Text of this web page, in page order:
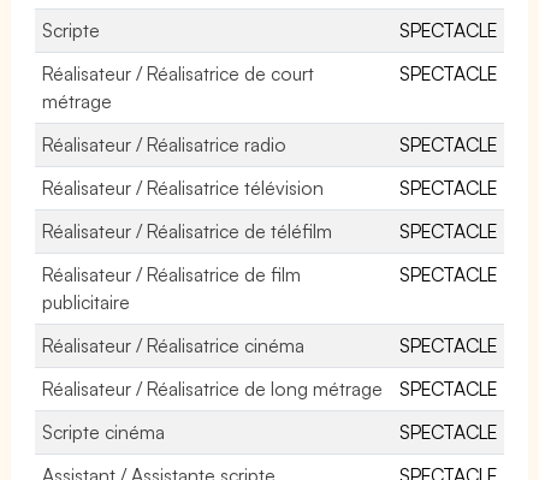
Scripte
SPECTACLE
Réalisateur / Réalisatrice de court
métrage
SPECTACLE
Réalisateur / Réalisatrice radio
SPECTACLE
Réalisateur / Réalisatrice télévision
SPECTACLE
Réalisateur / Réalisatrice de téléfilm
SPECTACLE
Réalisateur / Réalisatrice de film
publicitaire
SPECTACLE
Réalisateur / Réalisatrice cinéma
SPECTACLE
Réalisateur / Réalisatrice de long métrage
SPECTACLE
Scripte cinéma
SPECTACLE
Assistant / Assistante scripte
SPECTACLE